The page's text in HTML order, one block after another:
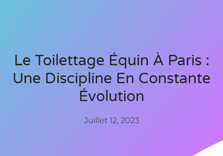
Le Toilettage Équin À Paris :
Une Discipline En Constante
Évolution
Juillet 12, 2023